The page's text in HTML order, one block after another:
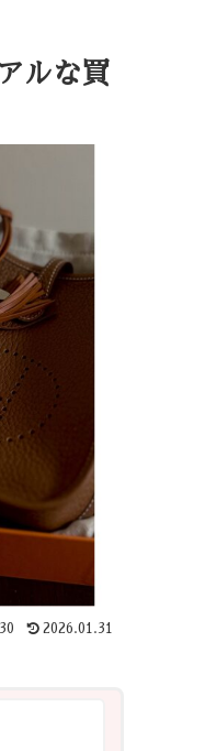
ルな買
2026.01.31